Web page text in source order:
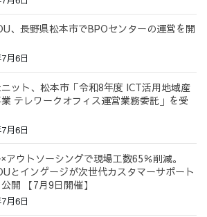
、長野県松本市でBPOセンターの運営を開
月6日
ット、松本市「令和8年度 ICT活用地域産
テレワークオフィス運営業務委託」を受
月6日
アウトソーシングで現場工数65％削減。
とインゲージが次世代カスタマーサポート
開 【7月9日開催】
月6日